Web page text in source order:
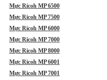
Mực Ricoh MP 6500
Mực Ricoh MP 7500
Mực Ricoh MP 6000
Mực Ricoh MP 7000
Mực Ricoh MP 8000
Mực Ricoh MP 6001
Mực Ricoh MP 7001